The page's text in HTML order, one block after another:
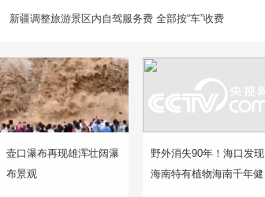
新疆调整旅游景区内自驾服务费 全部按“车”收费
壶口瀑布再现雄浑壮阔瀑
布景观
野外消失90年！海口发现
海南特有植物海南千年健